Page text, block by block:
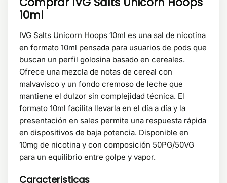
10ml
IVG Salts Unicorn Hoops 10ml es una sal de nicotina
en formato 10ml pensada para usuarios de pods que
buscan un perfil golosina basado en cereales.
Ofrece una mezcla de notas de cereal con
malvavisco y un fondo cremoso de leche que
mantiene el dulzor sin complejidad técnica. El
formato 10ml facilita llevarla en el día a día y la
presentación en sales permite una respuesta rápida
en dispositivos de baja potencia. Disponible en
10mg de nicotina y con composición 50PG/50VG
para un equilibrio entre golpe y vapor.
Caracteristicas